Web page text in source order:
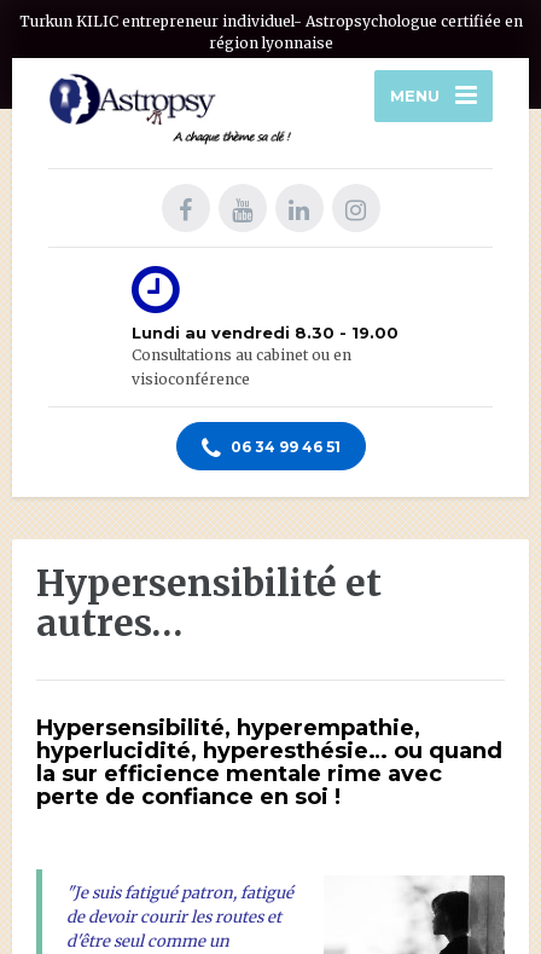
Turkun KILIC entrepreneur individuel- Astropsychologue certifiée en
région lyonnaise
MENU
Lundi au vendredi 8.30 - 19.00
Consultations au cabinet ou en
visioconférence
06 34 99 46 51
Hypersensibilité et
autres…
Hypersensibilité, hyperempathie,
hyperlucidité, hyperesthésie… ou quand
la sur efficience mentale rime avec
perte de confiance en soi !
"Je suis fatigué patron, fatigué
de devoir courir les routes et
d'être seul comme un